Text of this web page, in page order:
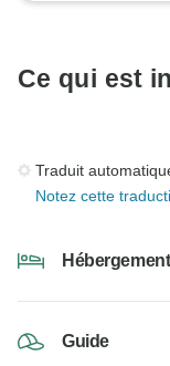
Ce qui est
Traduit
Notez cette
Hébergement
Guide